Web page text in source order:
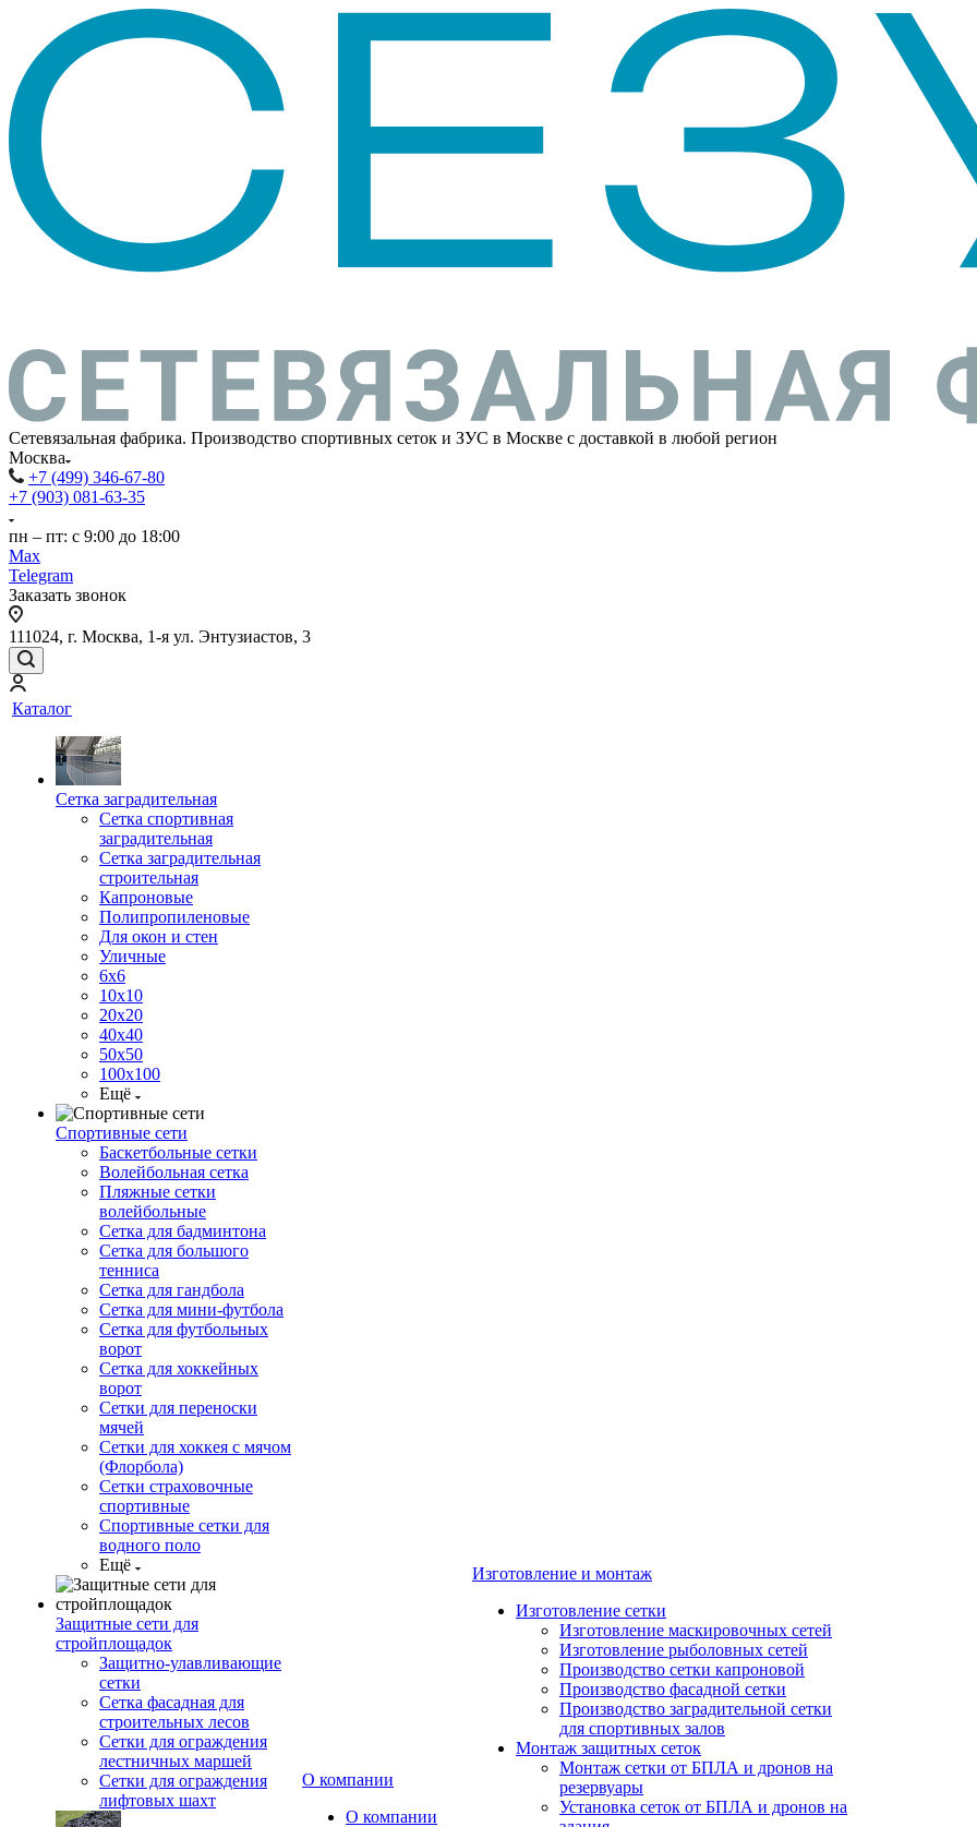
Сетевязальная фабрика. Производство спортивных сеток и ЗУС в Москве с доставкой в любой регион
Москва
+7 (499) 346-67-80
+7 (903) 081-63-35
пн – пт: с 9:00 до 18:00
Max
Telegram
Заказать звонок
111024, г. Москва, 1-я ул. Энтузиастов, 3
Каталог
Сетка заградительная
Сетка спортивная
заградительная
Сетка заградительная
строительная
Капроновые
Полипропиленовые
Для окон и стен
Уличные
6х6
10х10
20х20
40х40
50х50
100х100
Ещё
Спортивные сети
Баскетбольные сетки
Волейбольная сетка
Пляжные сетки
волейбольные
Сетка для бадминтона
Сетка для большого
тенниса
Сетка для гандбола
Сетка для мини-футбола
Сетка для футбольных
ворот
Сетка для хоккейных
ворот
Сетки для переноски
мячей
Сетки для хоккея с мячом
(Флорбола)
Сетки страховочные
спортивные
Спортивные сетки для
водного поло
Ещё
Защитные сети для
стройплощадок
Защитно-улавливающие
сетки
Сетка фасадная для
строительных лесов
Сетки для ограждения
лестничных маршей
Сетки для ограждения
лифтовых шахт
О компании
О компании
Изготовление и монтаж
Изготовление сетки
Изготовление маскировочных сетей
Изготовление рыболовных сетей
Производство сетки капроновой
Производство фасадной сетки
Производство заградительной сетки
для спортивных залов
Монтаж защитных сеток
Монтаж сетки от БПЛА и дронов на
резервуары
Установка сеток от БПЛА и дронов на